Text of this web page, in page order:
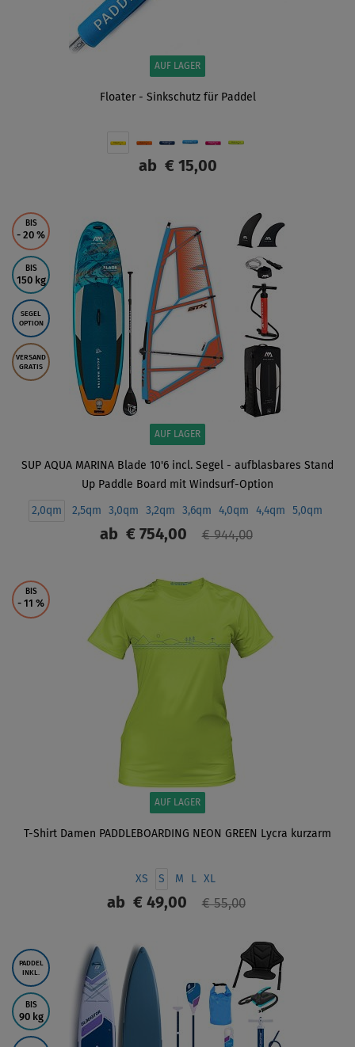
AUF LAGER
Floater - Sinkschutz für Paddel
ab € 15,00
BIS
- 20 %
BIS
150 kg
SEGEL
OPTION
VERSAND
GRATIS
AUF LAGER
SUP AQUA MARINA Blade 10'6 incl. Segel - aufblasbares Stand
Up Paddle Board mit Windsurf-Option
2,0qm 2,5qm 3,0qm 3,2qm 3,6qm 4,0qm 4,4qm 5,0qm
ab€ 754,00 € 944,00
ANZEIGEN
BIS
- 11 %
AUF LAGER
T-Shirt Damen PADDLEBOARDING NEON GREEN Lycra kurzarm
XS S M L XL
ab€ 49,00 € 55,00
PADDEL
INKL.
BIS
90 kg